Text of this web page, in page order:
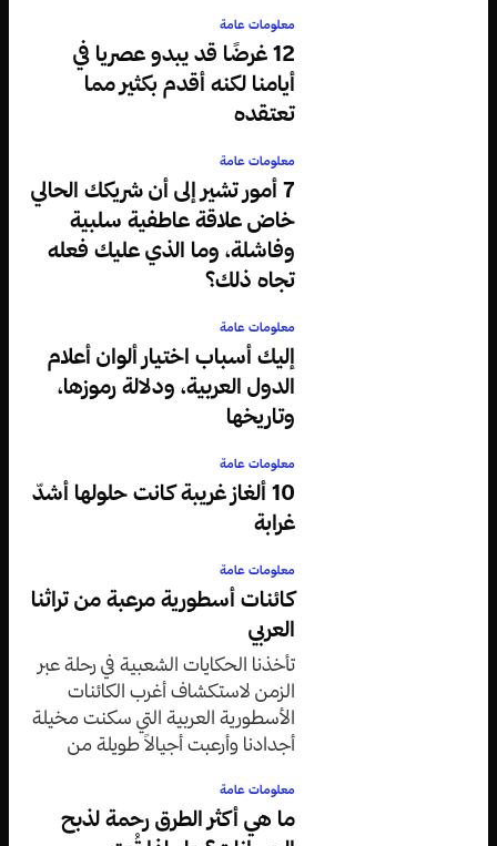
معلومات عامة
12 غرضًا قد يبدو عصريا في
أيامنا لكنه أقدم بكثير مما
تعتقده
معلومات عامة
7 أمور تشير إلى أن شريكك الحالي
خاض علاقة عاطفية سلبية
وفاشلة، وما الذي عليك فعله
تجاه ذلك؟
معلومات عامة
إليك أسباب اختيار ألوان أعلام
الدول العربية، ودلالة رموزها،
وتاريخها
معلومات عامة
10 ألغاز غريبة كانت حلولها أشدّ
غرابة
معلومات عامة
كائنات أسطورية مرعبة من تراثنا
العربي
تأخذنا الحكايات الشعبية في رحلة عبر
الزمن لاستكشاف أغرب الكائنات
الأسطورية العربية التي سكنت مخيلة
أجدادنا وأرعبت أجيالاً طويلة من
معلومات عامة
ما هي أكثر الطرق رحمة لذبح